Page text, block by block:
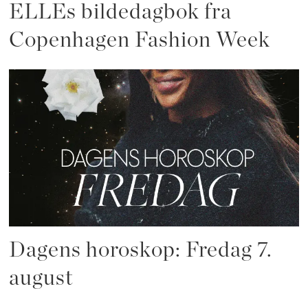
ELLEs bildedagbok fra
Copenhagen Fashion Week
Dagens horoskop: Fredag 7.
august